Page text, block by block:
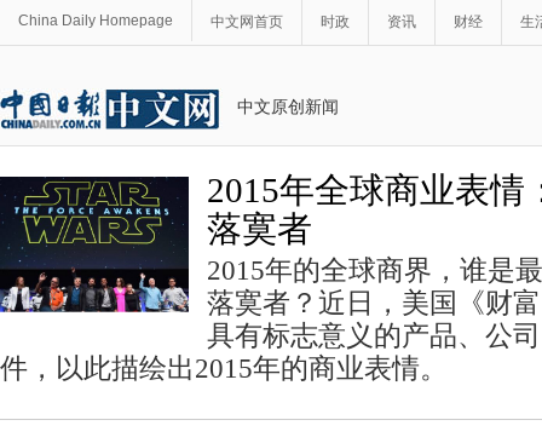
China Daily Homepage 中文网首页 时政 资讯 财经 生
中文原创新闻
2015年全球商业表情
落寞者
2015年的全球商界，谁是
落寞者？近日，美国《财
具有标志意义的产品、公
件，以此描绘出2015年的商业表情。